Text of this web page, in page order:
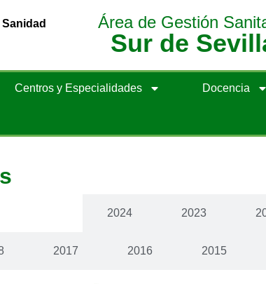
Área de Gestión
Sur de
Centros y Especialidades Docencia
2024 2023
2017 2016 2015